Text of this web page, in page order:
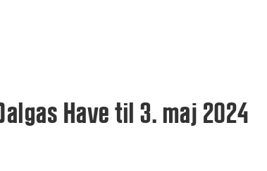
Have til 3. maj 2024